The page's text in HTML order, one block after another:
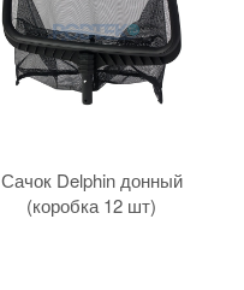
Сачок Delphin донный
(коробка 12 шт)